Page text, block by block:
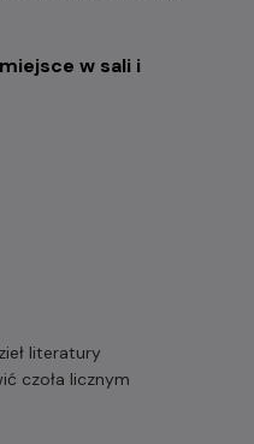
w sali i
literatury
czoła licznym